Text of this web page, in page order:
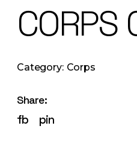
CORPS
Category: Corps
Share:
fb pin